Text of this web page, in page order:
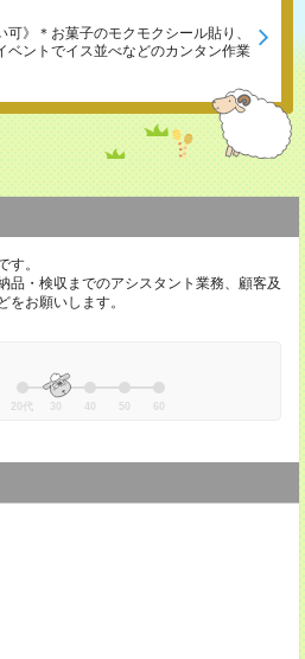
可》＊お菓子のモクモクシール貼り、
ベントでイス並べなどのカンタン作業
す。
品・検収までのアシスタント業務、顧客及
をお願いします。
20代 30 40 50 60